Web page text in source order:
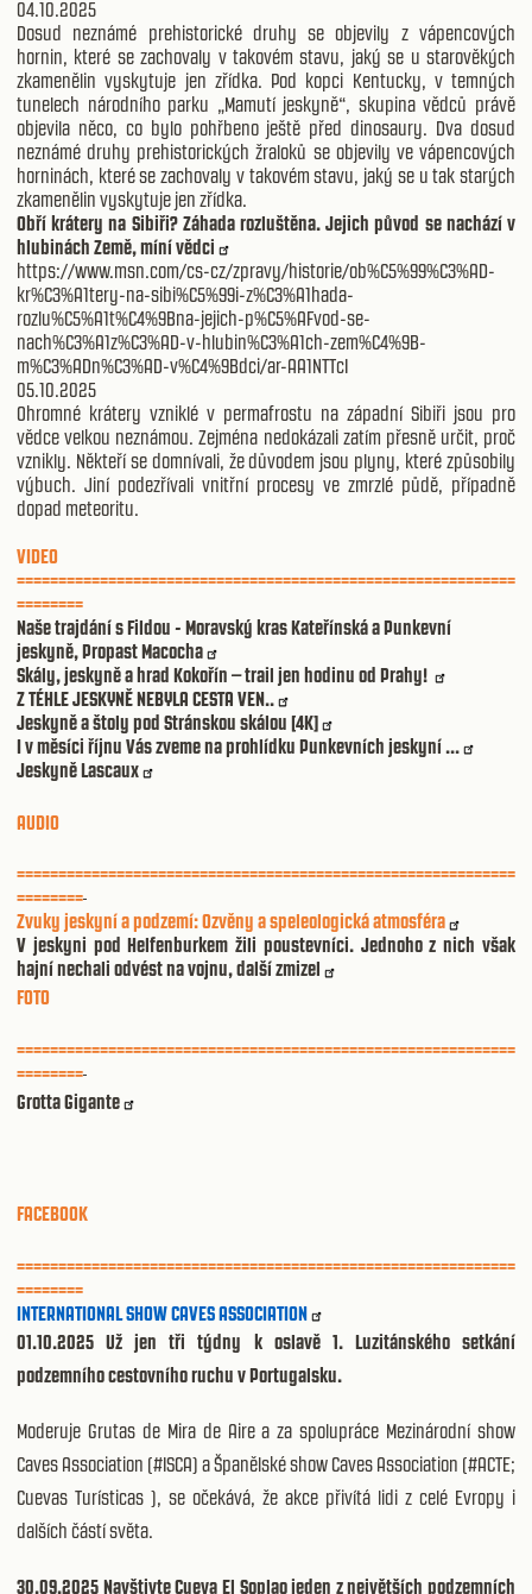
04.10.2025
Dosud neznámé prehistorické druhy se objevily z vápencových
hornin, které se zachovaly v takovém stavu, jaký se u starověkých
zkamenělin vyskytuje jen zřídka. Pod kopci Kentucky, v temných
tunelech národního parku „Mamutí jeskyně“, skupina vědců právě
objevila něco, co bylo pohřbeno ještě před dinosaury. Dva dosud
neznámé druhy prehistorických žraloků se objevily ve vápencových
horninách, které se zachovaly v takovém stavu, jaký se u tak starých
zkamenělin vyskytuje jen zřídka.
Obří krátery na Sibiři? Záhada rozluštěna. Jejich původ se nachází v
hlubinách Země, míní vědci
https://www.msn.com/cs-cz/zpravy/historie/ob%C5%99%C3%AD-
kr%C3%A1tery-na-sibi%C5%99i-z%C3%A1hada-
rozlu%C5%A1t%C4%9Bna-jejich-p%C5%AFvod-se-
nach%C3%A1z%C3%AD-v-hlubin%C3%A1ch-zem%C4%9B-
m%C3%ADn%C3%AD-v%C4%9Bdci/ar-AA1NTTcI
05.10.2025
Ohromné krátery vzniklé v permafrostu na západní Sibiři jsou pro
vědce velkou neznámou. Zejména nedokázali zatím přesně určit, proč
vznikly. Někteří se domnívali, že důvodem jsou plyny, které způsobily
výbuch. Jiní podezřívali vnitřní procesy ve zmrzlé půdě, případně
dopad meteoritu.
VIDEO
============================================================
========
Naše trajdání s Fildou - Moravský kras Kateřínská a Punkevní
jeskyně, Propast Macocha
Skály, jeskyně a hrad Kokořín – trail jen hodinu od Prahy!
Z TÉHLE JESKYNĚ NEBYLA CESTA VEN..
Jeskyně a štoly pod Stránskou skálou [4K]
I v měsíci říjnu Vás zveme na prohlídku Punkevních jeskyní ...
Jeskyně Lascaux
AUDIO
============================================================
========
Zvuky jeskyní a podzemí: Ozvěny a speleologická atmosféra
V jeskyni pod Helfenburkem žili poustevníci. Jednoho z nich však
hajní nechali odvést na vojnu, další zmizel
FOTO
============================================================
========
Grotta Gigante
FACEBOOK
============================================================
========
INTERNATIONAL SHOW CAVES ASSOCIATION
01.10.2025 Už jen tři týdny k oslavě 1. Luzitánského setkání
podzemního cestovního ruchu v Portugalsku.
Moderuje Grutas de Mira de Aire a za spolupráce Mezinárodní show
Caves Association (#ISCA) a Španělské show Caves Association (#ACTE;
Cuevas Turísticas ), se očekává, že akce přivítá lidi z celé Evropy i
dalších částí světa.
30.09.2025 Navštivte Cueva El Soplao jeden z největších podzemních